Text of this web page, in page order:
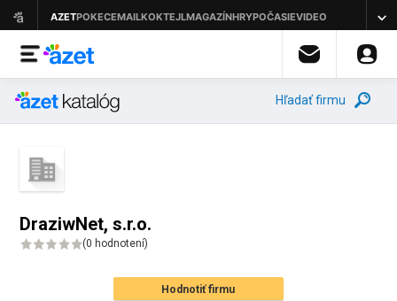
Hľadať firmu
DraziwNet, s.r.o.
(0 hodnotení)
Hodnotiť firmu